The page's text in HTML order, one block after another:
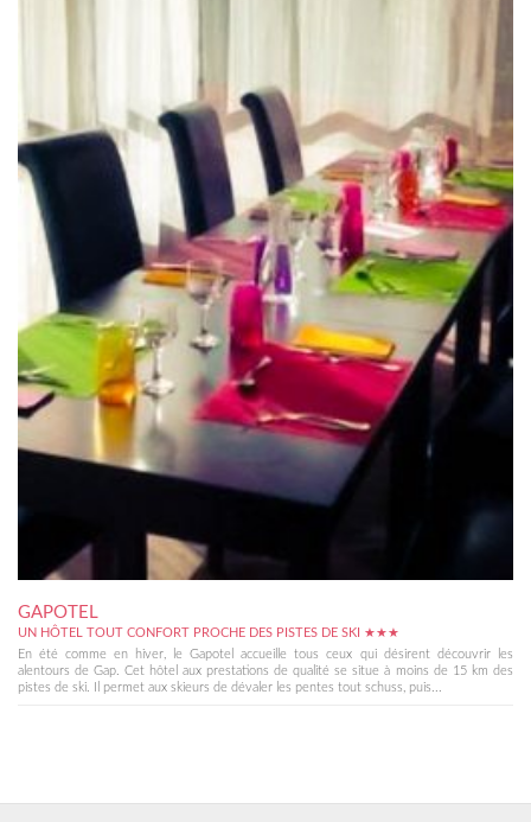
GAPOTEL
UN HÔTEL TOUT CONFORT PROCHE DES PISTES DE SKI ★★★
En été comme en hiver, le Gapotel accueille tous ceux qui désirent découvrir les
alentours de Gap. Cet hôtel aux prestations de qualité se situe à moins de 15 km des
pistes de ski. Il permet aux skieurs de dévaler les pentes tout schuss, puis...